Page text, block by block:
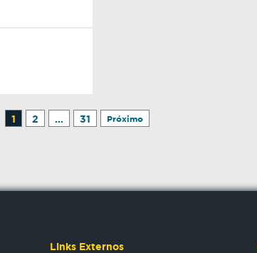
1 2 … 31 Próximo
Links Externos